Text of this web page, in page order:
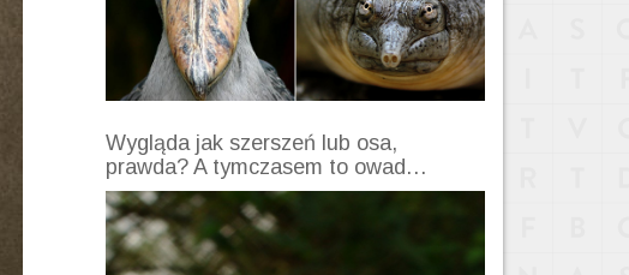
Wygląda jak szerszeń lub osa,
prawda? A tymczasem to owad…